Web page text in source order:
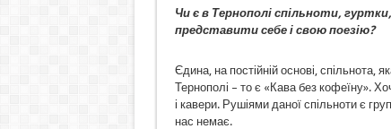
Чи є в Тернополі спільноти,
представити себе і свою поезію?
Єдина, на постійній основі, спільнота,
Тернополі – то є «Кава без кофеїну».
і кавери. Рушіями даної спільноти є
нас немає.